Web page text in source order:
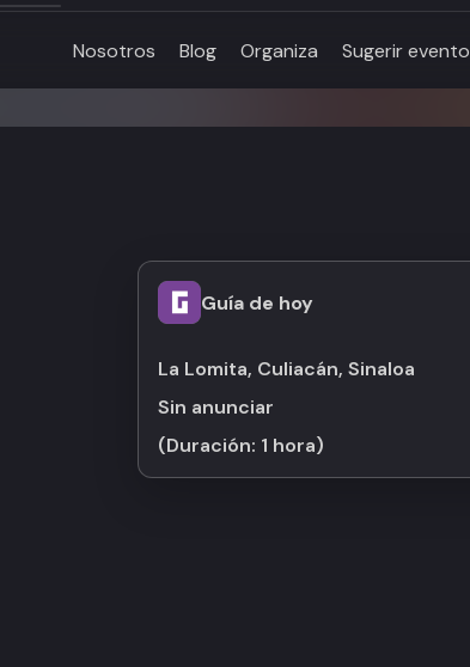
Nosotros Blog Organiza Sugerir evento
Guía de hoy
La Lomita, Culiacán, Sinaloa
Sin anunciar
(Duración: 1 hora)